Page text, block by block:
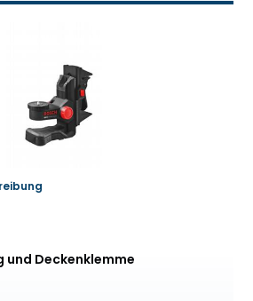
Deckenklemme